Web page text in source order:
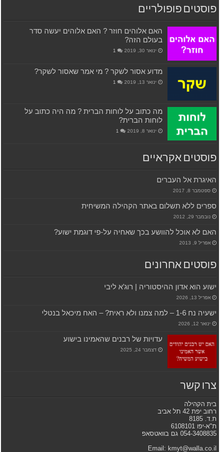
פוסטים פופולריים
האם אלוהים חוזר ? האם אלוהים יעשה סדר
בעולם הזה?
ינואר 30, 2019 1
מדוע אסור לשקר ? מי אמר שאסור לשקר?
ינואר 13, 2019 1
מה כתוב על לוחות הברית ? מה היה כתוב על
לוחות הברית?
ינואר 8, 2019 1
פוסטים אקראיים
האיגרת אל העברים
ספטמבר 8, 2017
ספרים ללא תשלום באתר הקהילה המשיחית
נובמבר 29, 2012
האם לא אוכל להוושע בכך שאחיה על-פי דוגמת ישוע?
אפריל 9, 2013
פוסטים אחרונים
ישוע הוא אדון ההיסטוריה | רוג’א ליבי
אפריל 13, 2026
ישעיה נח 1-6 – למה צמנו ולא ראית? – האח מיכאל בנטלי
ינואר 12, 2026
עדויות של רבנים שהאמינו בישוע
דצמבר 24, 2025
צרו קשר
בית הקהילה
רחוב יפת 42 תל אביב
ת.ד. 8185
ת"א-יפו 6108101
054-3408835 גם בוואטסאפ
Email: kmyt@walla.co.il